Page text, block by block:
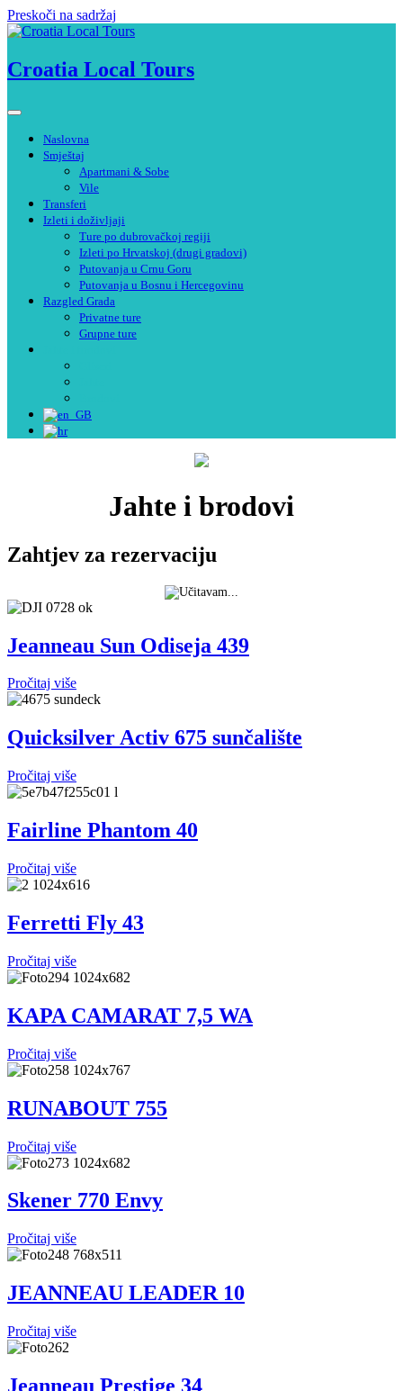
Preskoči na sadržaj
Croatia Local Tours
Naslovna
Smještaj
Apartmani & Sobe
Vile
Transferi
Izleti i doživljaji
Ture po dubrovačkoj regiji
Izleti po Hrvatskoj (drugi gradovi)
Putovanja u Crnu Goru
Putovanja u Bosnu i Hercegovinu
Razgled Grada
Privatne ture
Grupne ture
Jahte i brodovi
Zahtjev za rezervaciju
Jeanneau Sun Odiseja 439
Pročitaj više
Quicksilver Activ 675 sunčalište
Pročitaj više
Fairline Phantom 40
Pročitaj više
Ferretti Fly 43
Pročitaj više
KAPA CAMARAT 7,5 WA
Pročitaj više
RUNABOUT 755
Pročitaj više
Skener 770 Envy
Pročitaj više
JEANNEAU LEADER 10
Pročitaj više
Jeanneau Prestige 34